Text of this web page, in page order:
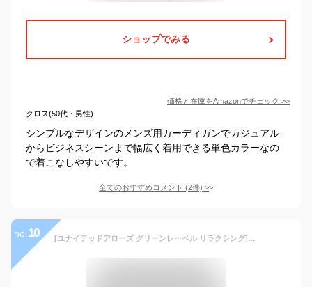
ショップでみる
価格と在庫をAmazonでチェック >>
クロス(50代・男性)
シンプルなデザインのメンズ用カーディガンでカジュアル
からビジネスシーンまで幅広く着用できる単色カラーなの
で着こなしやすいです。
全てのおすすめコメント (2件) >
no. 10 [ユナイテッドアローズ グリーンレーベル リラクシング] リネンポリエステル プレーティング Vネックカーディガン-ウォッシャブル- 31281400069 1570 MD.GRAY(15) L